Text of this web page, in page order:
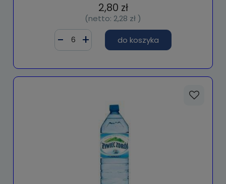
2,80 zł
(netto: 2,28 zł )
do koszyka